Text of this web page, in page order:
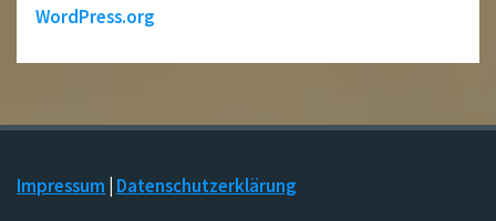
WordPress.org
Impressum Datenschutzerklärung